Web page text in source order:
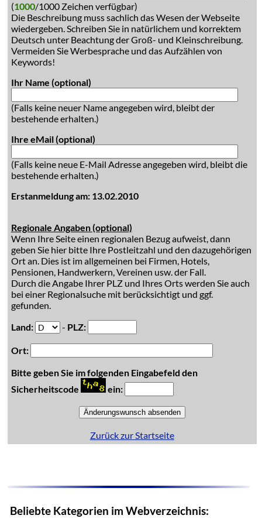
(1000/1000 Zeichen verfügbar)
Die Beschreibung muss sachlich das Wesen der Webseite
wiedergeben. Schreiben Sie in natürlichem und korrektem
Deutsch unter Beachtung der Groß- und Kleinschreibung.
Vermeiden Sie Werbesprache und das Aufzählen von
Keywords!
Ihr Name (optional)
(Falls keine neuer Name angegeben wird, bleibt der
bestehende erhalten.)
Ihre eMail (optional)
(Falls keine neue E-Mail Adresse angegeben wird, bleibt die
bestehende erhalten.)
Erstanmeldung am: 13.02.2010
Regionale Angaben (optional)
Wenn Ihre Seite einen regionalen Bezug aufweist, dann
geben Sie hier bitte Ihre Postleitzahl und den dazugehörigen
Ort an. Dies ist im allgemeinen bei Firmen, Hotels,
Pensionen, Handwerkern, Vereinen usw. der Fall.
Durch die Angabe Ihrer PLZ und Ihres Orts werden Sie auch
bei einer Regionalsuche mit berücksichtigt und ggf.
gefunden.
Land:
- PLZ:
Ort:
Bitte geben Sie im folgenden Eingabefeld den
Sicherheitscode
ein:
Zurück zur Startseite
Beliebte Kategorien im Webverzeichnis: